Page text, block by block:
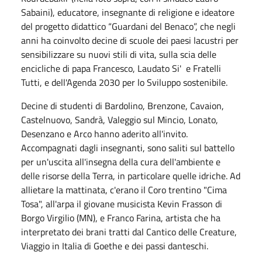
Sabaini), educatore, insegnante di religione e ideatore
del progetto didattico “Guardani del Benaco”, che negli
anni ha coinvolto decine di scuole dei paesi lacustri per
sensibilizzare su nuovi stili di vita, sulla scia delle
encicliche di papa Francesco, Laudato Si' e Fratelli
Tutti, e dell'Agenda 2030 per lo Sviluppo sostenibile.
Decine di studenti di Bardolino, Brenzone, Cavaion,
Castelnuovo, Sandrà, Valeggio sul Mincio, Lonato,
Desenzano e Arco hanno aderito all'invito.
Accompagnati dagli insegnanti, sono saliti sul battello
per un'uscita all'insegna della cura dell'ambiente e
delle risorse della Terra, in particolare quelle idriche. Ad
allietare la mattinata, c'erano il Coro trentino "Cima
Tosa", all'arpa il giovane musicista Kevin Frasson di
Borgo Virgilio (MN), e Franco Farina, artista che ha
interpretato dei brani tratti dal Cantico delle Creature,
Viaggio in Italia di Goethe e dei passi danteschi.